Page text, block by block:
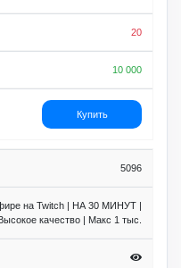
20
10 000
Купить
5096
на Twitch | НА 30 МИНУТ |
качество | Макс 1 тыс.